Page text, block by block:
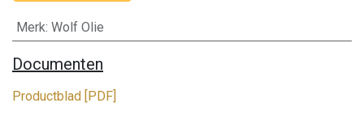
Merk: Wolf Olie
Documenten
Productblad [PDF]